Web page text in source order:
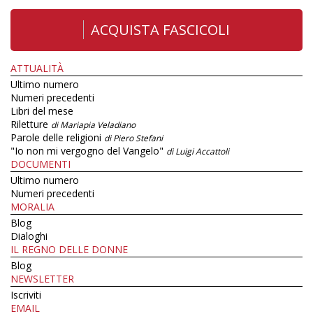
ACQUISTA FASCICOLI
ATTUALITÀ
Ultimo numero
Numeri precedenti
Libri del mese
Riletture di Mariapia Veladiano
Parole delle religioni di Piero Stefani
"Io non mi vergogno del Vangelo" di Luigi Accattoli
DOCUMENTI
Ultimo numero
Numeri precedenti
MORALIA
Blog
Dialoghi
IL REGNO DELLE DONNE
Blog
NEWSLETTER
Iscriviti
EMAIL